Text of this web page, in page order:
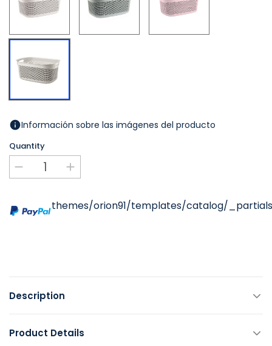
Beige
Información sobre las imágenes del producto
Quantity
themes/orion91/templates/catalog/
Description
Product Details